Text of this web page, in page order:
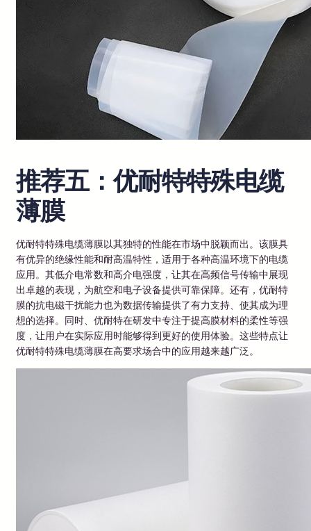
推荐五：优耐特特殊电缆
薄膜
优耐特特殊电缆薄膜以其独特的性能在市场中脱颖而出。该膜具
有优异的绝缘性能和耐高温特性，适用于各种高温环境下的电缆
应用。其低介电常数和高介电强度，让其在高频信号传输中展现
出卓越的表现，为航空和电子设备提供可靠保障。还有，优耐特
膜的抗电磁干扰能力也为数据传输提供了有力支持、使其成为理
想的选择。同时、优耐特在研发中专注于提高膜材料的柔性等强
度，让用户在实际应用时能够得到更好的使用体验。这些特点让
优耐特特殊电缆薄膜在高要求场合中的应用越来越广泛。